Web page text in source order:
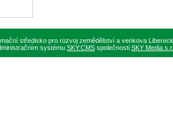
středisko pro rozvoj zemědělství a venkova
systému SKY:CMS společnosti SKY Media